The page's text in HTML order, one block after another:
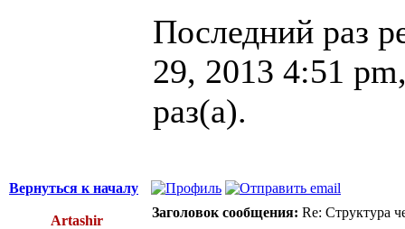
Последний раз
29, 2013 4:51
раз(а).
Вернуться к началу
Artashir
Заголовок сообщения: Re: Структура